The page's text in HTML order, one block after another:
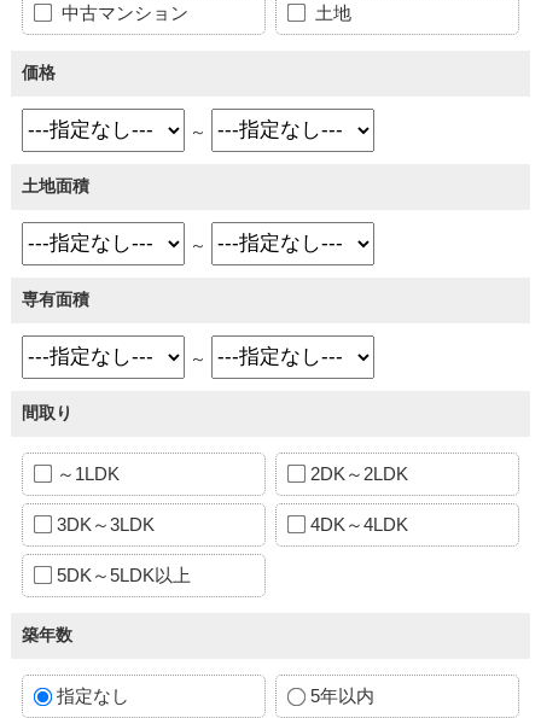
中古マンション 土地
価格
～
土地面積
～
専有面積
～
間取り
～1LDK 2DK～2LDK
3DK～3LDK 4DK～4LDK
5DK～5LDK以上
築年数
指定なし 5年以内